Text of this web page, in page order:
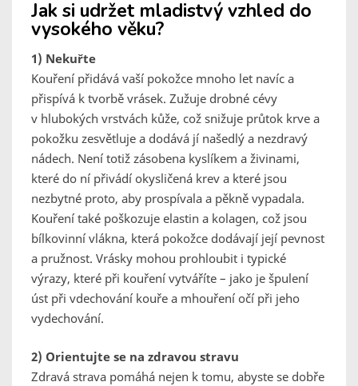
Jak si udržet mladistvý vzhled do
vysokého věku?
1) Nekuřte
Kouření přidává vaší pokožce mnoho let navíc a
přispívá k tvorbě vrásek. Zužuje drobné cévy
v hlubokých vrstvách kůže, což snižuje průtok krve a
pokožku zesvětluje a dodává jí našedlý a nezdravý
nádech. Není totiž zásobena kyslíkem a živinami,
které do ní přivádí okysličená krev a které jsou
nezbytné proto, aby prospívala a pěkně vypadala.
Kouření také poškozuje elastin a kolagen, což jsou
bílkovinní vlákna, která pokožce dodávají její pevnost
a pružnost. Vrásky mohou prohloubit i typické
výrazy, které při kouření vytváříte – jako je špulení
úst při vdechování kouře a mhouření očí při jeho
vydechování.
2) Orientujte se na zdravou stravu
Zdravá strava pomáhá nejen k tomu, abyste se dobře